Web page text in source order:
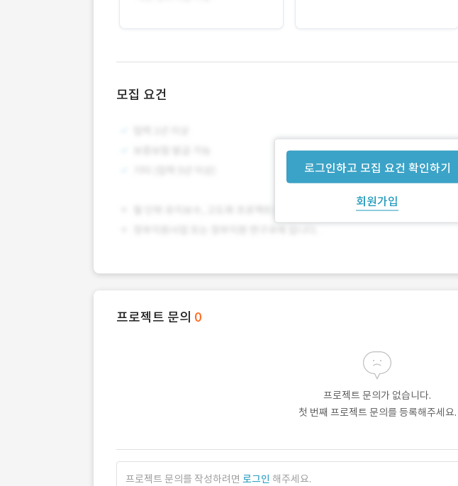
모집 요건
로그인하고 모집 요건 확인하기
회원가입
프로젝트 문의 0
프로젝트 문의가 없습니다.
첫 번째 프로젝트 문의를 등록해주세요.
프로젝트 문의를 작성하려면 로그인 해주세요.